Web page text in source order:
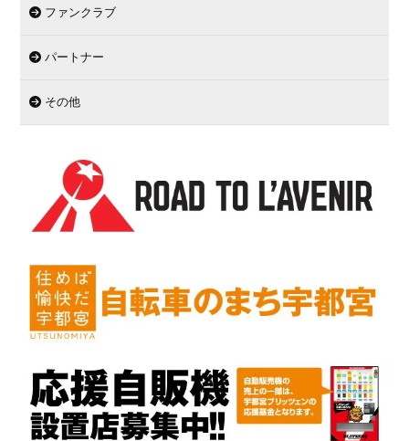
ファンクラブ
パートナー
その他